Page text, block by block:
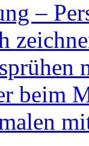
–
beim